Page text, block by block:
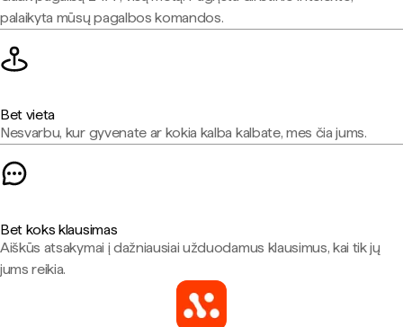
palaikyta mūsų pagalbos komandos.
Bet vieta
Nesvarbu, kur gyvenate ar kokia kalba kalbate, mes čia jums.
Bet koks klausimas
Aiškūs atsakymai į dažniausiai užduodamus klausimus, kai tik jų
jums reikia.